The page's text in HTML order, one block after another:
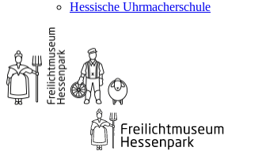
Hessische Uhrmacherschule